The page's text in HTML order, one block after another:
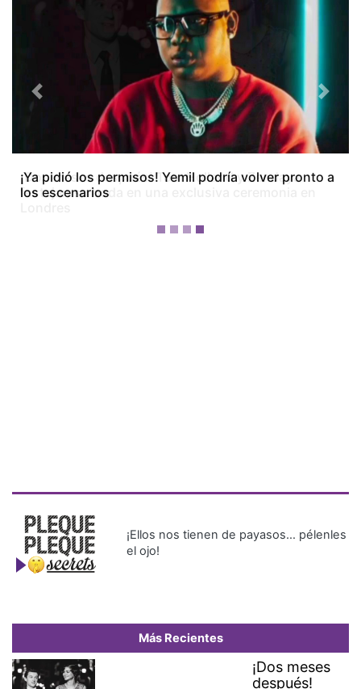
¡Dos meses después! Tom Holland y Zendaya
festejan su boda en una exclusiva ceremonia en
Previous Next
¡Ellos nos tienen de payasos… pélenles
el ojo!
Más Recientes
¡Dos meses
después!